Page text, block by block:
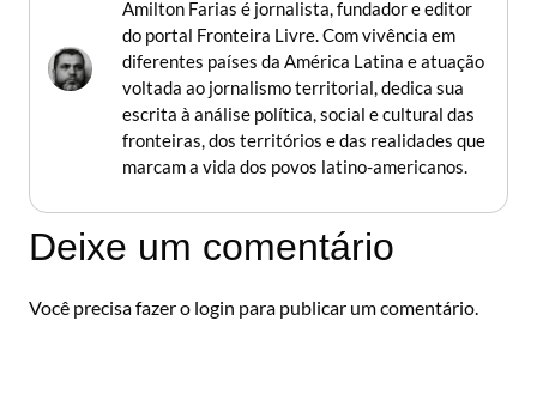
Amilton Farias é jornalista, fundador e editor
do portal Fronteira Livre. Com vivência em
diferentes países da América Latina e atuação
voltada ao jornalismo territorial, dedica sua
escrita à análise política, social e cultural das
fronteiras, dos territórios e das realidades que
marcam a vida dos povos latino-americanos.
Deixe um comentário
Você precisa fazer o login para publicar um comentário.